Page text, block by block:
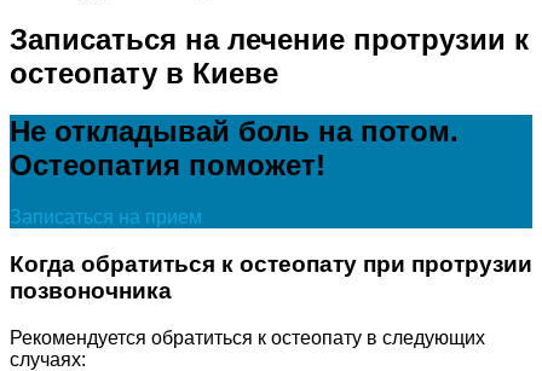
Записаться на лечение протрузии к
остеопату в Киеве
Не откладывай боль на потом.
Остеопатия поможет!
Записаться на прием
Когда обратиться к остеопату при протрузии
позвоночника
Рекомендуется обратиться к остеопату в следующих
случаях: